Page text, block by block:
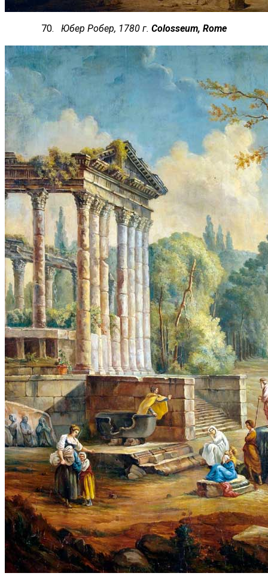
70. Юбер Робер, 1780 г. Colosseum, Rome